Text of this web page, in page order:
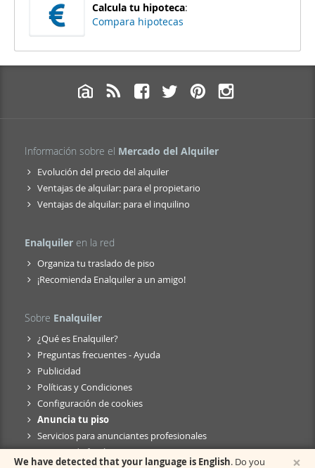
Calcula tu hipoteca:
Compara hipotecas
Información sobre el Mercado del Alquiler
Evolución del precio del alquiler
Ventajas de alquilar: para el propietario
Ventajas de alquilar: para el inquilino
Enalquiler en la red
Organiza tu traslado de piso
¡Recomienda Enalquiler a un amigo!
Sobre Enalquiler
¿Qué es Enalquiler?
Preguntas frecuentes - Ayuda
Publicidad
Políticas y Condiciones
Configuración de cookies
Anuncia tu piso
Servicios para anunciantes profesionales
Anuncio de fusión
×
We have detected that your language is English. Do you